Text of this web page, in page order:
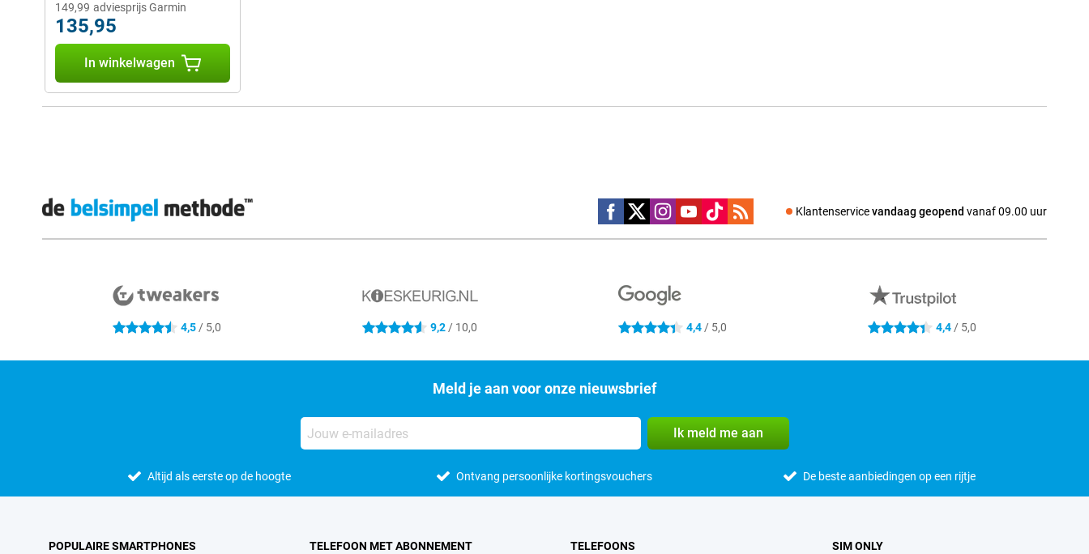
149,99 adviesprijs Garmin
135,95
In winkelwagen
Klantenservicevandaag geopend vanaf 09.00 uur
Social media
4.5 sterren 4,5/ 5,0 4.6 sterren 9,2/ 10,0 4.4 sterren 4,4 / 5,0 4.4 sterren 4,4 / 5,0
Meld je aan voor onze nieuwsbrief
Ik meld me aan
Altijd als eerste op de hoogte Ontvang persoonlijke kortingsvouchers De beste aanbiedingen op een rijtje
POPULAIRE SMARTPHONES TELEFOON MET ABONNEMENT TELEFOONS SIM ONLY